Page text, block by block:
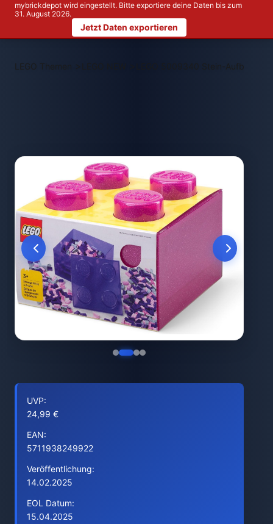
mybrickdepot wird eingestellt. Bitte exportiere deine Daten bis zum
31. August 2026.
Jetzt Daten exportieren
LEGO Themen > LEGO 5009340 Stein-
UVP:
24,99 €
EAN:
5711938249922
Veröffentlichung:
14.02.2025
EOL Datum:
15.04.2025